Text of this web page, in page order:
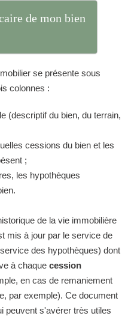
de mon bien
se présente sous
colonnes :
(descriptif du bien, du terrain,
cessions du bien et les
;
les hypothèques
de la vie immobilière
mis à jour par le service de
des hypothèques) dont
à chaque cession
en cas de remaniement
par exemple). Ce document
peuvent s'avérer très utiles